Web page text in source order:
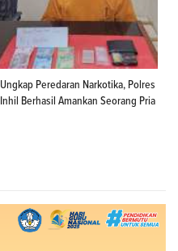
Ungkap Peredaran Narkotika, Polres
Inhil Berhasil Amankan Seorang Pria